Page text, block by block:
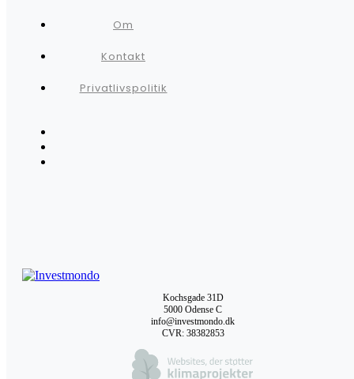
Om
Kontakt
Privatlivspolitik
Kochsgade 31D
5000 Odense C
info@investmondo.dk
CVR: 38382853